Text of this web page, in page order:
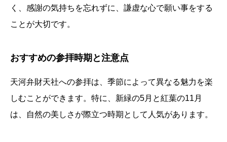
く、感謝の気持ちを忘れずに、謙虚な心で願い事をする
ことが大切です。
おすすめの参拝時期と注意点
天河弁財天社への参拝は、季節によって異なる魅力を楽
しむことができます。特に、新緑の5月と紅葉の11月
は、自然の美しさが際立つ時期として人気があります。